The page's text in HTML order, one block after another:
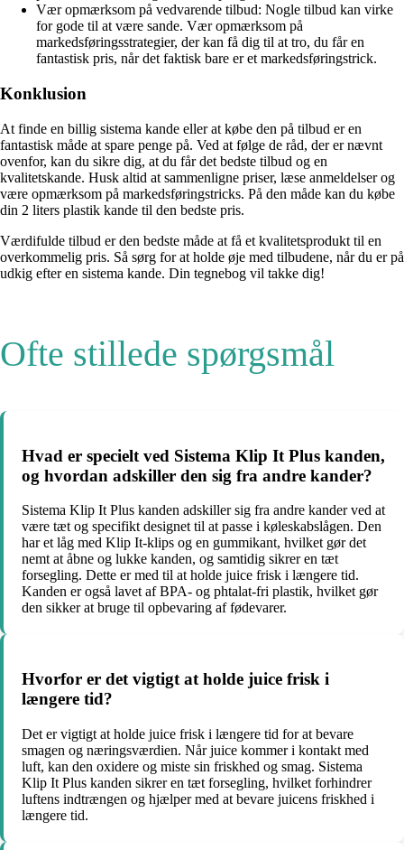
Vær opmærksom på vedvarende tilbud: Nogle tilbud kan virke
for gode til at være sande. Vær opmærksom på
markedsføringsstrategier, der kan få dig til at tro, du får en
fantastisk pris, når det faktisk bare er et markedsføringstrick.
Konklusion
At finde en billig sistema kande eller at købe den på tilbud er en
fantastisk måde at spare penge på. Ved at følge de råd, der er nævnt
ovenfor, kan du sikre dig, at du får det bedste tilbud og en
kvalitetskande. Husk altid at sammenligne priser, læse anmeldelser og
være opmærksom på markedsføringstricks. På den måde kan du købe
din 2 liters plastik kande til den bedste pris.
Værdifulde tilbud er den bedste måde at få et kvalitetsprodukt til en
overkommelig pris. Så sørg for at holde øje med tilbudene, når du er på
udkig efter en sistema kande. Din tegnebog vil takke dig!
Ofte stillede spørgsmål
Hvad er specielt ved Sistema Klip It Plus kanden,
og hvordan adskiller den sig fra andre kander?
Sistema Klip It Plus kanden adskiller sig fra andre kander ved at
være tæt og specifikt designet til at passe i køleskabslågen. Den
har et låg med Klip It-klips og en gummikant, hvilket gør det
nemt at åbne og lukke kanden, og samtidig sikrer en tæt
forsegling. Dette er med til at holde juice frisk i længere tid.
Kanden er også lavet af BPA- og phtalat-fri plastik, hvilket gør
den sikker at bruge til opbevaring af fødevarer.
Hvorfor er det vigtigt at holde juice frisk i
længere tid?
Det er vigtigt at holde juice frisk i længere tid for at bevare
smagen og næringsværdien. Når juice kommer i kontakt med
luft, kan den oxidere og miste sin friskhed og smag. Sistema
Klip It Plus kanden sikrer en tæt forsegling, hvilket forhindrer
luftens indtrængen og hjælper med at bevare juicens friskhed i
længere tid.